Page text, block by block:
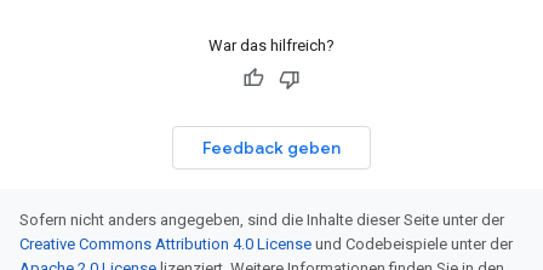
War das hilfreich?
Feedback geben
Sofern nicht anders angegeben, sind die Inhalte dieser Seite unter der
Creative Commons Attribution 4.0 License und Codebeispiele unter der